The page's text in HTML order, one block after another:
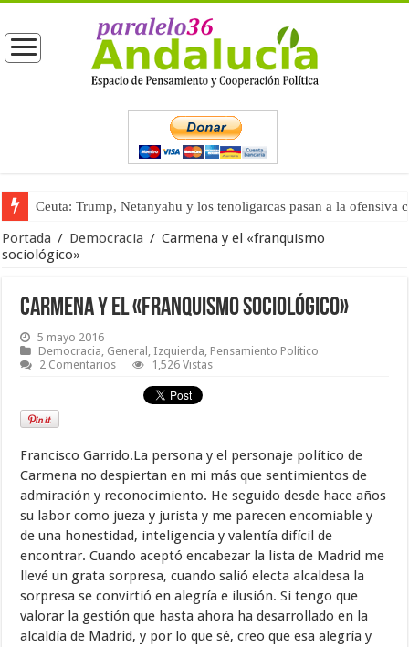
Ceuta: Trump, Netanyahu y los tenoligarcas pasan a la ofensiva
La masificación turística (tercera parte)
Portada / Democracia / Carmena y el «franquismo
sociológico»
Carmena y el «franquismo sociológico»
5 mayo 2016
Democracia, General , Izquierda, Pensamiento Político
2 Comentarios
1,526 Vistas
Francisco Garrido.La persona y el personaje político de
Carmena no despiertan en mi más que sentimientos de
admiración y reconocimiento. He seguido desde hace años
su labor como jueza y jurista y me parecen encomiable y
de una honestidad, inteligencia y valentía difícil de
encontrar. Cuando aceptó encabezar la lista de Madrid me
llevé un grata sorpresa, cuando salió electa alcaldesa la
sorpresa se convirtió en alegría e ilusión. Si tengo que
valorar la gestión que hasta ahora ha desarrollado en la
alcaldía de Madrid, y por lo que sé, creo que esa alegría y